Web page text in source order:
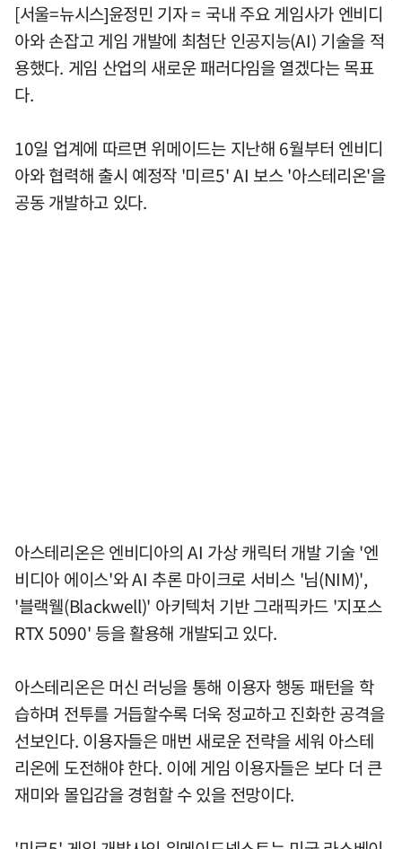
[서울=뉴시스]윤정민 기자 = 국내 주요 게임사가 엔비디
아와 손잡고 게임 개발에 최첨단 인공지능(AI) 기술을 적
용했다. 게임 산업의 새로운 패러다임을 열겠다는 목표
다.
10일 업계에 따르면 위메이드는 지난해 6월부터 엔비디
아와 협력해 출시 예정작 '미르5' AI 보스 '아스테리온'을
공동 개발하고 있다.
아스테리온은 엔비디아의 AI 가상 캐릭터 개발 기술 '엔
비디아 에이스'와 AI 추론 마이크로 서비스 '님(NIM)',
'블랙웰(Blackwell)' 아키텍처 기반 그래픽카드 '지포스
RTX 5090' 등을 활용해 개발되고 있다.
아스테리온은 머신 러닝을 통해 이용자 행동 패턴을 학
습하며 전투를 거듭할수록 더욱 정교하고 진화한 공격을
선보인다. 이용자들은 매번 새로운 전략을 세워 아스테
리온에 도전해야 한다. 이에 게임 이용자들은 보다 더 큰
재미와 몰입감을 경험할 수 있을 전망이다.